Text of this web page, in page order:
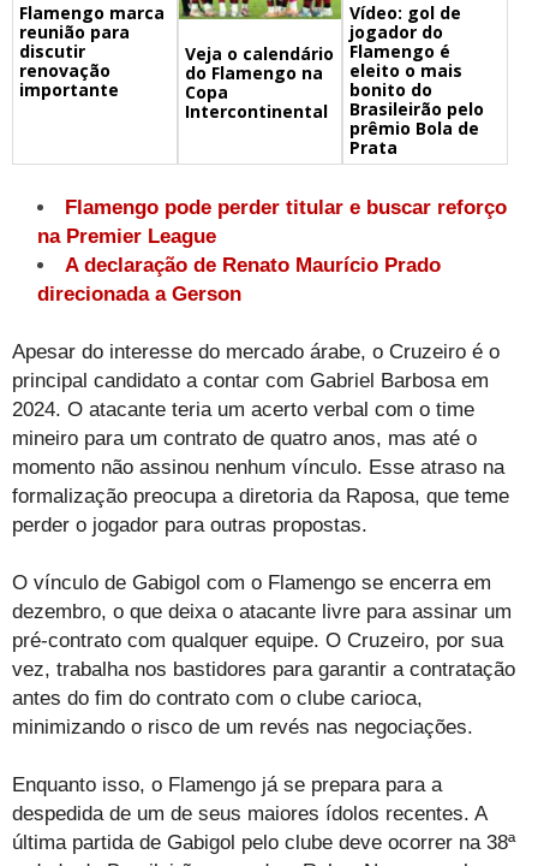
Flamengo marca
reunião para
discutir
renovação
importante
Veja o calendário
do Flamengo na
Copa
Intercontinental
Vídeo: gol de
jogador do
Flamengo é
eleito o mais
bonito do
Brasileirão pelo
prêmio Bola de
Prata
Flamengo pode perder titular e buscar reforço
na Premier League
A declaração de Renato Maurício Prado
direcionada a Gerson
Apesar do interesse do mercado árabe, o Cruzeiro é o
principal candidato a contar com Gabriel Barbosa em
2024. O atacante teria um acerto verbal com o time
mineiro para um contrato de quatro anos, mas até o
momento não assinou nenhum vínculo. Esse atraso na
formalização preocupa a diretoria da Raposa, que teme
perder o jogador para outras propostas.
O vínculo de Gabigol com o Flamengo se encerra em
dezembro, o que deixa o atacante livre para assinar um
pré-contrato com qualquer equipe. O Cruzeiro, por sua
vez, trabalha nos bastidores para garantir a contratação
antes do fim do contrato com o clube carioca,
minimizando o risco de um revés nas negociações.
Enquanto isso, o Flamengo já se prepara para a
despedida de um de seus maiores ídolos recentes. A
última partida de Gabigol pelo clube deve ocorrer na 38ª